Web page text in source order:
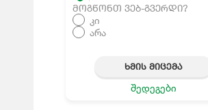
ᲛᲝᲒᲬᲝᲜᲗ ᲕᲔᲑ-ᲒᲕᲔᲠᲓᲘ?
კი
არა
ᲮᲛᲘᲡ ᲛᲘᲪᲔᲛᲐ
შედეგები